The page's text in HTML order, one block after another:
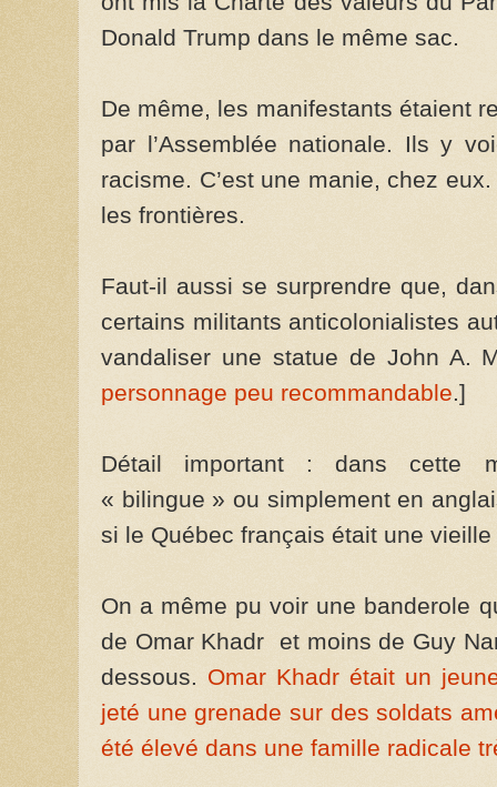
Donald Trump dans le même sac.
De même, les manifestants étaient
par l’Assemblée nationale. Ils y
racisme. C’est une manie, chez
les frontières.
Faut-il aussi se surprendre que,
certains militants anticolonialistes
vandaliser une statue de John A.
personnage peu recommandable.]
Détail important : dans cette
« bilingue » ou simplement en
si le Québec français était une
On a même pu voir une banderole
de Omar Khadr et moins de Guy
dessous. Omar Khadr était un
jeté une grenade sur des soldats
été élevé dans une famille radicale